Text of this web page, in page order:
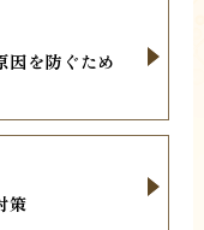
因を防ぐため
策